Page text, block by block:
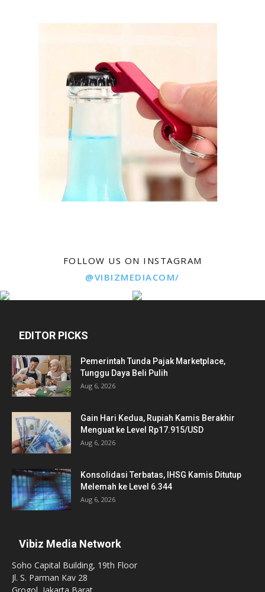
FOLLOW US ON INSTAGRAM
@VIBIZMEDIACOM/
EDITOR PICKS
Pemerintah Tunda Pajak Marketplace,
Tunggu Daya Beli Pulih
Aug 6, 2026
Gain Hari Kedua, Rupiah Kamis Berakhir
Menguat ke Level Rp17.915/USD
Aug 6, 2026
Konsolidasi Terbatas, IHSG Kamis Ditutup
Melemah ke Level 6.344
Aug 6, 2026
Vibiz Media Network
Soho Capital Building, 19th Floor
Jl. S. Parman Kav 28